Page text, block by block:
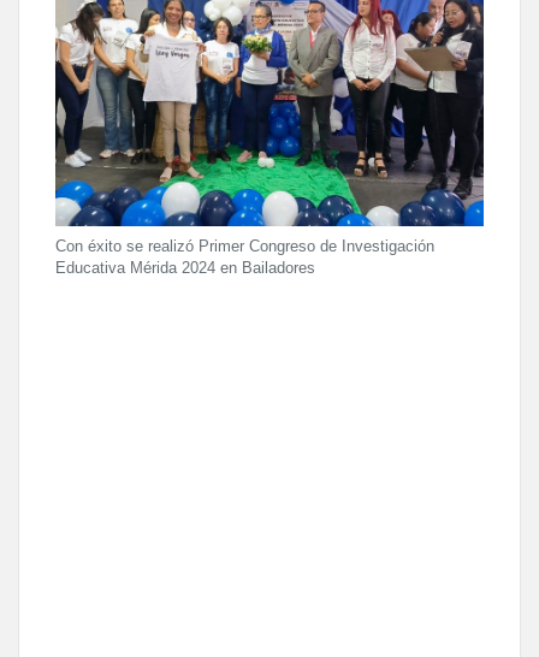
Con éxito se realizó Primer Congreso de Investigación
Educativa Mérida 2024 en Bailadores